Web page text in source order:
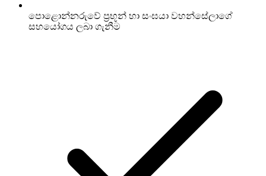
පොළොන්නරුවේ ප්‍රභූන් හා සංඝයා වහන්සේලාගේ
සහයෝගය ලබා ගැනීම